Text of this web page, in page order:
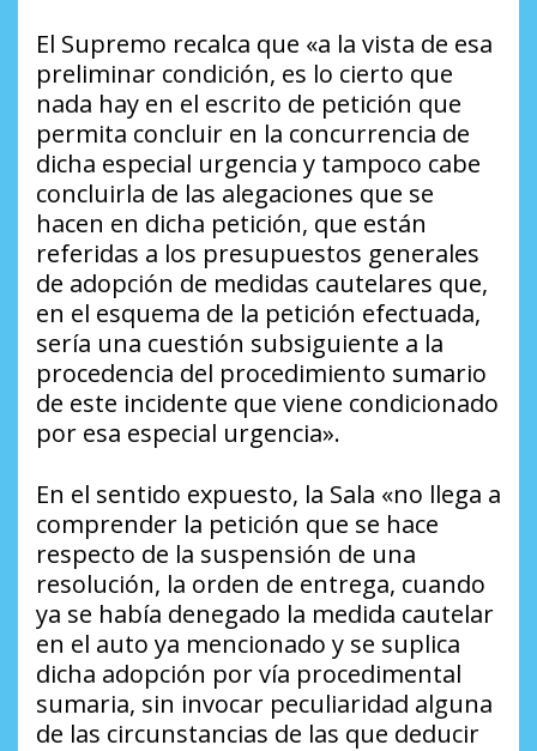
El Supremo recalca que «a la vista de esa
preliminar condición, es lo cierto que
nada hay en el escrito de petición que
permita concluir en la concurrencia de
dicha especial urgencia y tampoco cabe
concluirla de las alegaciones que se
hacen en dicha petición, que están
referidas a los presupuestos generales
de adopción de medidas cautelares que,
en el esquema de la petición efectuada,
sería una cuestión subsiguiente a la
procedencia del procedimiento sumario
de este incidente que viene condicionado
por esa especial urgencia».
En el sentido expuesto, la Sala «no llega a
comprender la petición que se hace
respecto de la suspensión de una
resolución, la orden de entrega, cuando
ya se había denegado la medida cautelar
en el auto ya mencionado y se suplica
dicha adopción por vía procedimental
sumaria, sin invocar peculiaridad alguna
de las circunstancias de las que deducir